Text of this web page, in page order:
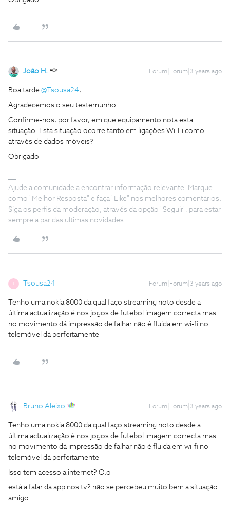
João H. Forum|Forum|3 years ago
Boa tarde @Tsousa24,
Agradecemos o seu testemunho.
Confirme-nos, por favor, em que equipamento nota esta
situação. Esta situação ocorre tanto em ligações Wi-Fi como
através de dados móveis?
Obrigado
Ajude a comunidade a encontrar informação relevante. Marque
como "Melhor Resposta" e faça "Like" nos melhores comentários.
Siga os perfis da moderação, através da opção "Seguir", para estar
sempre a par das ultimas novidades.
Tsousa24 Forum|Forum|3 years ago
Tenho uma nokia 8000 da qual faço streaming noto desde a
última actualização é nos jogos de futebol imagem correcta mas
no movimento dá impressão de falhar não é fluida em wi-fi no
telemóvel dá perfeitamente
Bruno Aleixo Forum|Forum|3 years ago
Tenho uma nokia 8000 da qual faço streaming noto desde a
última actualização é nos jogos de futebol imagem correcta mas
no movimento dá impressão de falhar não é fluida em wi-fi no
telemóvel dá perfeitamente
Isso tem acesso a internet? O.o
está a falar da app nos tv? não se percebeu muito bem a situação
amigo